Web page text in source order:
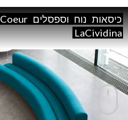
כיסאות נוח וספסלים Coeur
LaCividina